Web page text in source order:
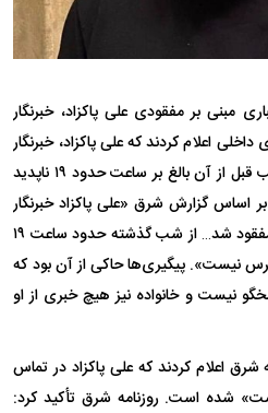
مبنی بر مفقودی علی پاکزاد، خبرنگار
اعلام کردند که علی پاکزاد، خبرنگار
تصویری گروه رسانه‌ای شرق از شب قبل از آن بالغ بر ساعت حدود ۱۹ ناپدید
گزارش شرق «علی پاکزاد خبرنگار
بخش تصویر گروه رسانه‌ای شرق مفقود شد… از شب گذشته حدود ساعت ۱۹
نیست». پیگیری‌ها حاکی از آن بود که
نیست و خانواده نیز هیچ خبری از او
اعلام کردند که علی پاکزاد در تماس
شده است. روزنامه شرق تأکید کرد: